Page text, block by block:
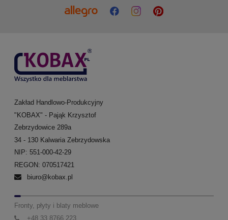
Zakład Handlowo-Produkcyjny
"KOBAX" - Pająk Krzysztof
Zebrzydowice 289a
34 - 130 Kalwaria Zebrzydowska
NIP: 551-000-42-29
REGON: 070517421
biuro@kobax.pl
Fronty, płyty i blaty meblowe
+48 33 8766 223